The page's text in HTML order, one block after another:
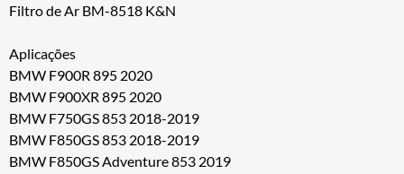
Filtro de Ar BM-8518 K&N
Aplicações
BMW F900R 895 2020
BMW F900XR 895 2020
BMW F750GS 853 2018-2019
BMW F850GS 853 2018-2019
BMW F850GS Adventure 853 2019